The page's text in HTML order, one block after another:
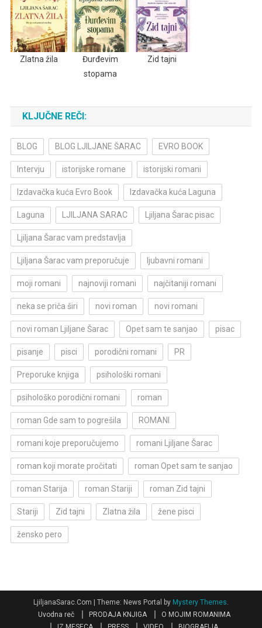
Zlatna žila
Đurđevim
stopama
Zid tajni
KLJUČNE REČI:
BLOG BLOG LJILJANE ŠARAC EVRO BOOK
Intervju istorijske romane istorijski romani
Izdavačka kuća Evro Book Izdavačka kuća Laguna
Laguna LJILJANA SARAC Ljiljana Šarac pisac
Ljiljana Šarac vam predstavlja
Ljiljana Šarac vam preporučuje ljubavni romani
moji romani najnoviji romani najčitaniji romani
neka se priča širi novi roman novi romani
novi roman Ljiljane Šarac Opet sam te sanjao pisac
pisanje pisci porodični romani PR
Preporuke knjiga psihološki romani
psihološko porodični romani roman
roman Gde sam to pogrešila ROMANI
romani koje preporučujemo romani Ljiljane Šarac
roman koji morate pročitati roman Opet sam te sanjao
roman Starija roman Stariji roman Zid tajni
Stariji Zid tajni Zlatna žila žene pisci
žensko pero
LjiljanaSarac.Com Theme: News Portal by Mystery Themes.
Uvodna reč
PRODAJA KNJIGA
O MOJIM ROMANIMA